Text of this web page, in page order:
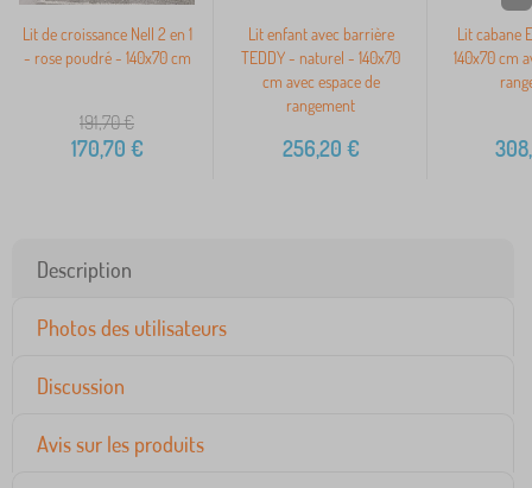
Lit de croissance Nell 2 en 1
- rose poudré - 140x70 cm
191,70€
170,70 €
Lit enfant avec barrière
TEDDY - naturel - 140x70
cm avec espace de
rangement
256,20 €
Lit cabane
140x70 cm
Description
Photos des utilisateurs
Discussion
Avis sur les produits